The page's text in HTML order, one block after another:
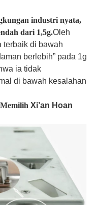
industri nyata,
dari 1,5g.Oleh
terbaik di bawah
berlebih” pada 1g
ia tidak
di bawah kesalahan
Xi’an Hoan